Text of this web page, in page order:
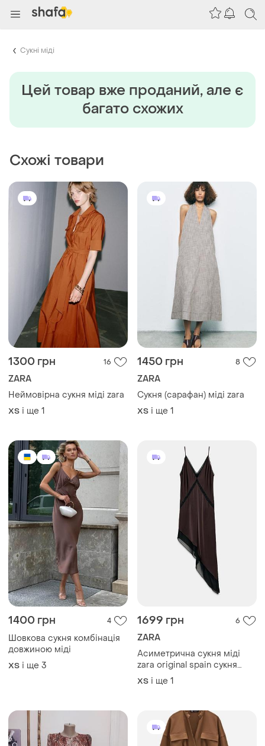
Сукні міді
Цей товар вже проданий, але є
багато схожих
Схожі товари
1300 грн 16
ZARA
Неймовірна сукня міді zara
ХS і ще 1
1450 грн 8
ZARA
Сукня (сарафан) міді zara
ХS і ще 1
1400 грн 4
Шовкова сукня комбінація
довжиною міді
ХS і ще 3
1699 грн 6
ZARA
Асиметрична сукня міді
zara original spain сукня
зара плаття зара
ХS і ще 1